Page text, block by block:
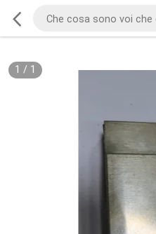
1 / 1